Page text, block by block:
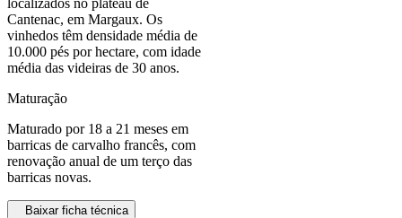
localizados no plateau de
Cantenac, em Margaux. Os
vinhedos têm densidade média de
10.000 pés por hectare, com idade
média das videiras de 30 anos.
Maturação
Maturado por 18 a 21 meses em
barricas de carvalho francês, com
renovação anual de um terço das
barricas novas.
Baixar ficha técnica